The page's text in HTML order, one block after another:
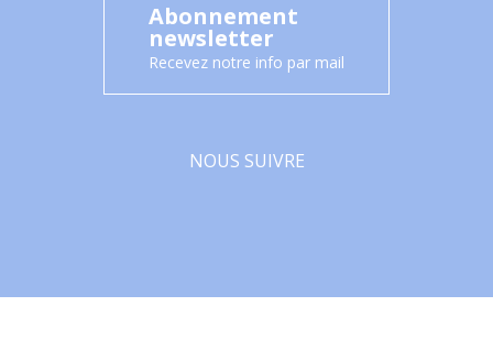
Abonnement
newsletter
Recevez notre info par mail
NOUS SUIVRE